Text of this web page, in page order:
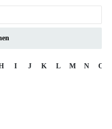
I J K L M N O